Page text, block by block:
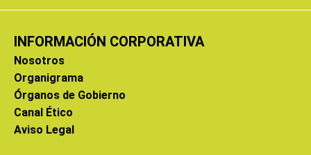
INFORMACIÓN CORPORATIVA
Nosotros
Organigrama
Órganos de Gobierno
Canal Ético
Aviso Legal